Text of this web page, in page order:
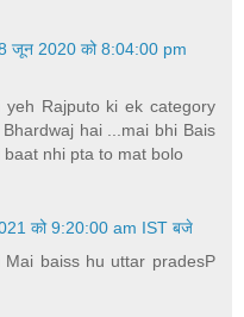
8 जून 2020 को 8:04:00 pm
Rajputo ki ek category
hai ...mai bhi Bais
nhi pta to mat bolo
को 9:20:00 am IST बजे
baiss hu uttar pradesP